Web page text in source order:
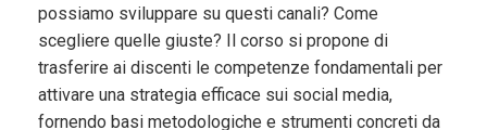
possiamo sviluppare su questi canali? Come
scegliere quelle giuste? Il corso si propone di
trasferire ai discenti le competenze fondamentali per
attivare una strategia efficace sui social media,
fornendo basi metodologiche e strumenti concreti da